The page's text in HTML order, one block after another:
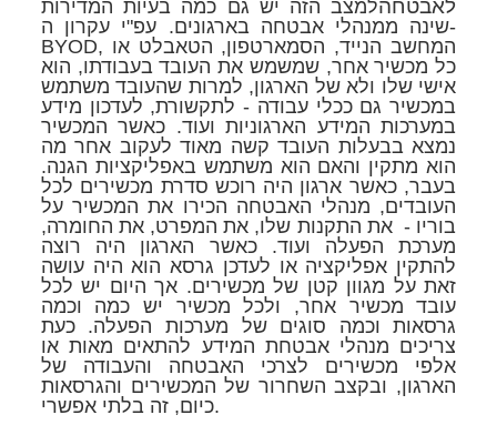
לאבטחהלמצב הזה יש גם כמה בעיות המדירות
שינה ממנהלי אבטחה בארגונים. עפ"י עקרון ה-
BYOD, המחשב הנייד, הסמארטפון, הטאבלט או
כל מכשיר אחר, שמשמש את העובד בעבודתו, הוא
אישי שלו ולא של הארגון, למרות שהעובד משתמש
במכשיר גם ככלי עבודה - לתקשורת, לעדכון מידע
במערכות המידע הארגוניות ועוד. כאשר המכשיר
נמצא בבעלות העובד קשה מאוד לעקוב אחר מה
הוא מתקין והאם הוא משתמש באפליקציות הגנה.
בעבר, כאשר ארגון היה רוכש סדרת מכשירים לכל
העובדים, מנהלי האבטחה הכירו את המכשיר על
בוריו - את התקנות שלו, את המפרט, את החומרה,
מערכת הפעלה ועוד. כאשר הארגון היה רוצה
להתקין אפליקציה או לעדכן גרסא הוא היה עושה
זאת על מגוון קטן של מכשירים. אך היום יש לכל
עובד מכשיר אחר, ולכל מכשיר יש כמה וכמה
גרסאות וכמה סוגים של מערכות הפעלה. כעת
צריכים מנהלי אבטחת המידע להתאים מאות או
אלפי מכשירים לצרכי האבטחה והעבודה של
הארגון, ובקצב השחרור של המכשירים והגרסאות
כיום, זה בלתי אפשרי.